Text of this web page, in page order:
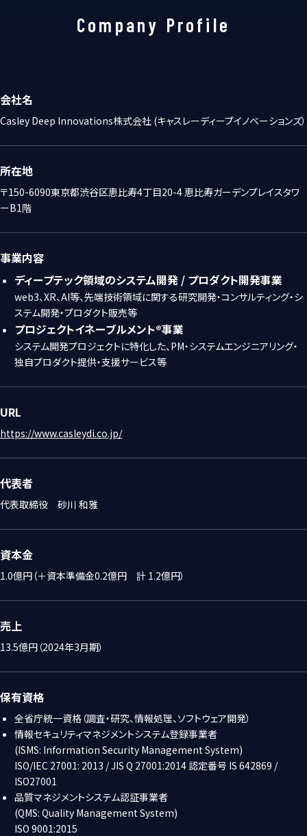
Company Profile
会社名
Casley Deep Innovations株式会社 (キャスレーディープイノベーションズ）
所在地
〒150-6090東京都渋谷区恵比寿4丁目20-4 恵比寿ガーデンプレイスタワ
ーB1階
事業内容
ディープテック領域のシステム開発 / プロダクト開発事業
web3、XR、AI等、先端技術領域に関する研究開発・コンサルティング・シ
ステム開発・プロダクト販売等
プロジェクトイネーブルメント®事業
システム開発プロジェクトに特化した、PM・システムエンジニアリング・
独自プロダクト提供・支援サービス等
URL
https://www.casleydi.co.jp/
代表者
代表取締役 砂川 和雅
資本金
1.0億円（＋資本準備金0.2億円 計 1.2億円）
売上
13.5億円（2024年3月期）
保有資格
全省庁統一資格（調査・研究、情報処理、ソフトウェア開発）
情報セキュリティマネジメントシステム登録事業者
(ISMS: Information Security Management System)
ISO/IEC 27001: 2013 / JIS Q 27001:2014 認定番号 IS 642869 /
ISO27001
品質マネジメントシステム認証事業者
(QMS: Quality Management System)
ISO 9001:2015